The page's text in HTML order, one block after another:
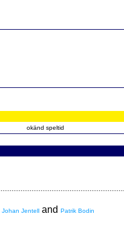
okänd speltid
Johan Jentell and Patrik Bodin